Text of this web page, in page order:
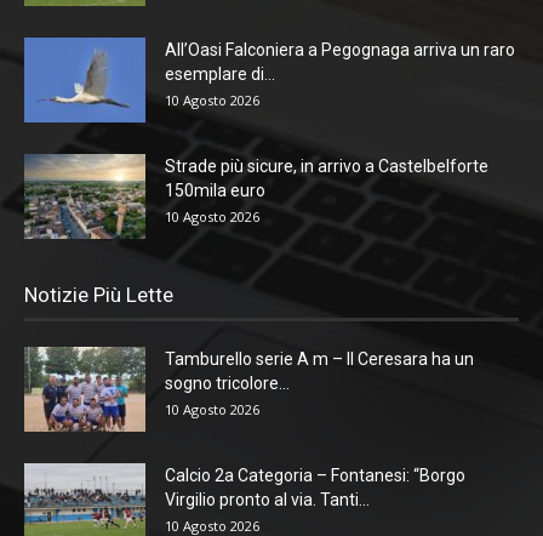
All’Oasi Falconiera a Pegognaga arriva un raro
esemplare di...
10 Agosto 2026
Strade più sicure, in arrivo a Castelbelforte
150mila euro
10 Agosto 2026
Notizie Più Lette
Tamburello serie A m – Il Ceresara ha un
sogno tricolore...
10 Agosto 2026
Calcio 2a Categoria – Fontanesi: “Borgo
Virgilio pronto al via. Tanti...
10 Agosto 2026